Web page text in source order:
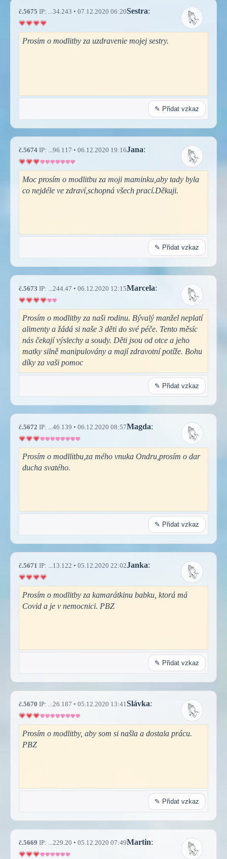
č.5675 IP: ...34.243 • 07.12.2020 06:20Sestra:
Prosim o modlitby za uzdravenie mojej sestry.
✎ Přidat vzkaz
č.5674 IP: ...96.117 • 06.12.2020 19:16Jana:
Moc prosím o modlitbu za moji maminku,aby tady byla
co nejdéle ve zdraví,schopná všech prací.Děkuji.
✎ Přidat vzkaz
č.5673 IP: ...244.47 • 06.12.2020 12:15Marcela:
Prosím o modlitby za naši rodinu. Bývalý manžel neplatí
alimenty a žádá si naše 3 děti do své péče. Tento měsíc
nás čekají výslechy a soudy. Děti jsou od otce a jeho
matky silně manipulovány a mají zdravotní potíže. Bohu
díky za vaši pomoc
✎ Přidat vzkaz
č.5672 IP: ...46.139 • 06.12.2020 08:57Magda:
Prosím o modllitbu,za mého vnuka Ondru,prosím o dar
ducha svatého.
✎ Přidat vzkaz
č.5671 IP: ...13.122 • 05.12.2020 22:02Janka:
Prosím o modlitby za kamarátkinu babku, ktorá má
Covid a je v nemocnici. PBZ
✎ Přidat vzkaz
č.5670 IP: ...26.187 • 05.12.2020 13:41 Slávka:
Prosím o modlitby, aby som si našla a dostala prácu.
PBZ
✎ Přidat vzkaz
č.5669 IP: ...229.20 • 05.12.2020 07:49Martin: